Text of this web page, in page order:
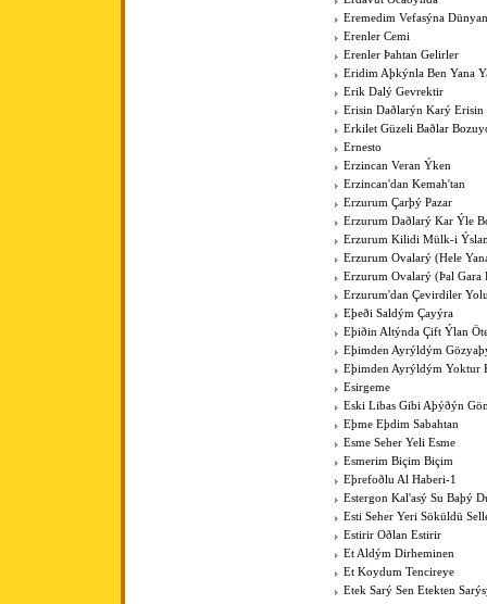
Eremedim Vefasýna
Erenler Cemi
Erenler Þahtan Gelirler
Eridim Aþkýnla Ben Yana
Erik Dalý Gevrektir
Erisin Daðlarýn Karý Erisin
Erkilet Güzeli Baðlar
Ernesto
Erzincan Veran Ýken
Erzincan'dan Kemah'tan
Erzurum Çarþý Pazar
Erzurum Daðlarý Kar Ýle
Erzurum Kilidi Mülk-i
Erzurum Ovalarý (Hele
Erzurum Ovalarý (Þal Gara
Erzurum'dan Çevirdiler
Eþeði Saldým Çayýra
Eþiðin Altýnda Çift Ýlan
Eþimden Ayrýldým
Eþimden Ayrýldým Yoktur
Esirgeme
Eski Libas Gibi Aþýðýn
Eþme Eþdim Sabahtan
Esme Seher Yeli Esme
Esmerim Biçim Biçim
Eþrefoðlu Al Haberi-1
Estergon Kal'asý Su Baþý
Esti Seher Yeri Söküldü
Estirir Oðlan Estirir
Et Aldým Dirheminen
Et Koydum Tencireye
Etek Sarý Sen Etekten